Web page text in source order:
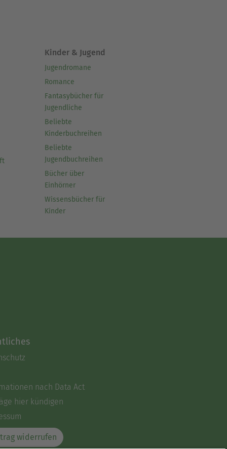
Kinder & Jugend
Jugendromane
Romance
Fantasybücher für
Jugendliche
Beliebte
Kinderbuchreihen
Beliebte
Jugendbuchreihen
Bücher über
Einhörner
Wissensbücher für
Kinder
nach Data Act
hier kündigen
widerrufen